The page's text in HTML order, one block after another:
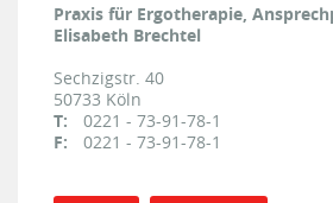
Praxis für Ergotherapie,
Elisabeth Brechtel
Sechzigstr. 40
50733 Köln
T:
0221 - 73-91-78-1
F:
0221 - 73-91-78-1